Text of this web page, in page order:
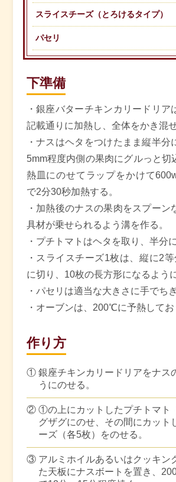
スライスチーズ（とろけるタイプ）
パセリ
下準備
・銀座バターチキンカリードリア
記載通りに加熱し、全体をかき混ぜ
・ナスはヘタをつけたまま縦半分
5mm程度内側の果肉にグルっと切
熱皿にのせてラップをかけて
で2分30秒加熱する。
・加熱後のナスの果肉をスプーン
具材が乗せられるよう溝を作る。
・プチトマトはヘタを取り、半分
・スライスチーズ1枚は、縦に2
に切り、10枚の長方形になるよう
・パセリは適当な大きさに手でちぎ
・オーブンは、200℃に予熱してお
作り方
① 銀座チキンカリードリアをナス
うにのせる。
② ①の上にカットしたプチトマト
グザグにのせ、その間にカット
ーズ（各5枚）をのせる。
③ アルミホイルあるいはクッキン
た天板にナスボートを置き、